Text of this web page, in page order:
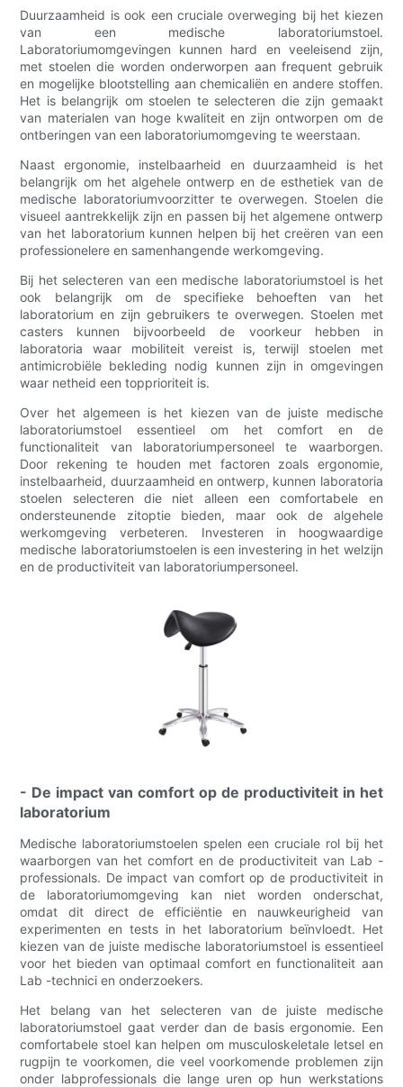
Duurzaamheid is ook een cruciale overweging bij het kiezen
van een medische laboratoriumstoel.
Laboratoriumomgevingen kunnen hard en veeleisend zijn,
met stoelen die worden onderworpen aan frequent gebruik
en mogelijke blootstelling aan chemicaliën en andere stoffen.
Het is belangrijk om stoelen te selecteren die zijn gemaakt
van materialen van hoge kwaliteit en zijn ontworpen om de
ontberingen van een laboratoriumomgeving te weerstaan.
Naast ergonomie, instelbaarheid en duurzaamheid is het
belangrijk om het algehele ontwerp en de esthetiek van de
medische laboratoriumvoorzitter te overwegen. Stoelen die
visueel aantrekkelijk zijn en passen bij het algemene ontwerp
van het laboratorium kunnen helpen bij het creëren van een
professionelere en samenhangende werkomgeving.
Bij het selecteren van een medische laboratoriumstoel is het
ook belangrijk om de specifieke behoeften van het
laboratorium en zijn gebruikers te overwegen. Stoelen met
casters kunnen bijvoorbeeld de voorkeur hebben in
laboratoria waar mobiliteit vereist is, terwijl stoelen met
antimicrobiële bekleding nodig kunnen zijn in omgevingen
waar netheid een topprioriteit is.
Over het algemeen is het kiezen van de juiste medische
laboratoriumstoel essentieel om het comfort en de
functionaliteit van laboratoriumpersoneel te waarborgen.
Door rekening te houden met factoren zoals ergonomie,
instelbaarheid, duurzaamheid en ontwerp, kunnen laboratoria
stoelen selecteren die niet alleen een comfortabele en
ondersteunende zitoptie bieden, maar ook de algehele
werkomgeving verbeteren. Investeren in hoogwaardige
medische laboratoriumstoelen is een investering in het welzijn
en de productiviteit van laboratoriumpersoneel.
- De impact van comfort op de productiviteit in het
laboratorium
Medische laboratoriumstoelen spelen een cruciale rol bij het
waarborgen van het comfort en de productiviteit van Lab -
professionals. De impact van comfort op de productiviteit in
de laboratoriumomgeving kan niet worden onderschat,
omdat dit direct de efficiëntie en nauwkeurigheid van
experimenten en tests in het laboratorium beïnvloedt. Het
kiezen van de juiste medische laboratoriumstoel is essentieel
voor het bieden van optimaal comfort en functionaliteit aan
Lab -technici en onderzoekers.
Het belang van het selecteren van de juiste medische
laboratoriumstoel gaat verder dan de basis ergonomie. Een
comfortabele stoel kan helpen om musculoskeletale letsel en
rugpijn te voorkomen, die veel voorkomende problemen zijn
onder labprofessionals die lange uren op hun werkstations